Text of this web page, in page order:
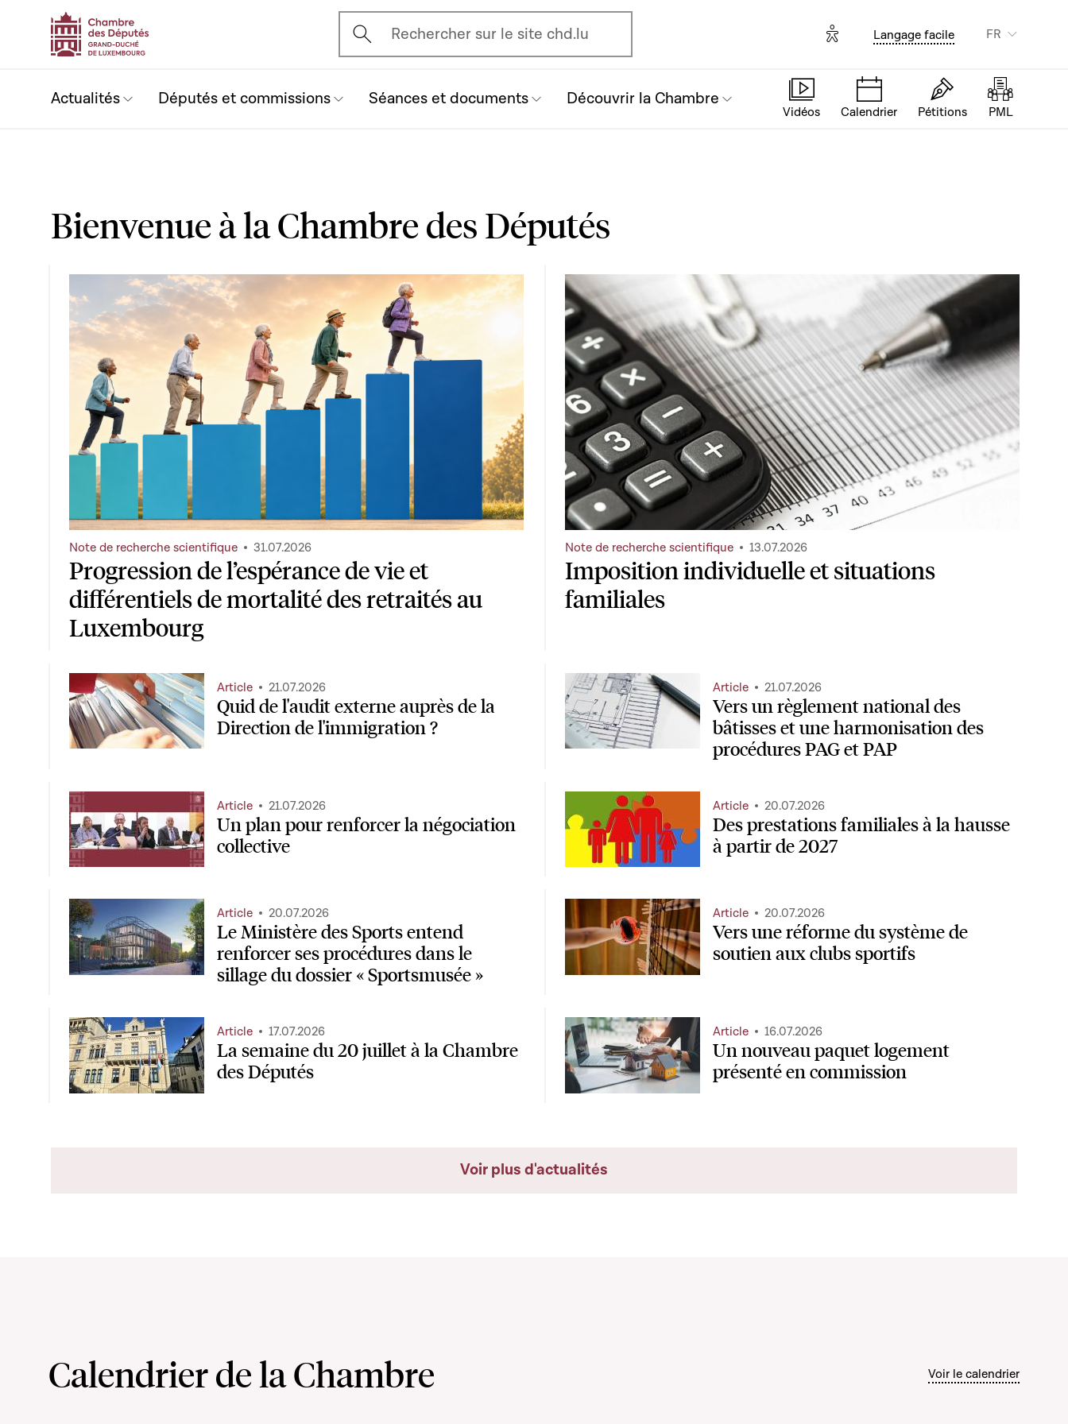
Ouvrir l'écran de recherche
Rechercher sur le site chd.lu Options d'accessibilité
Langage facile FR
Actualités Députés et commissions Séances et documents Découvrir la Chambre
Vidéos Calendrier Pétitions PML
Bienvenue à la Chambre des Députés
Progression de l’espérance de vie et
différentiels de mortalité des retraités au
Luxembourg
Note de recherche scientifique 31.07.2026
Imposition individuelle et situations
familiales
Note de recherche scientifique 13.07.2026
Quid de l'audit externe auprès de la
Direction de l'immigration ?
Article 21.07.2026
Vers un règlement national des
bâtisses et une harmonisation des
procédures PAG et PAP
Article 21.07.2026
Un plan pour renforcer la négociation
collective
Article 21.07.2026
Des prestations familiales à la hausse
à partir de 2027
Article 20.07.2026
Le Ministère des Sports entend
renforcer ses procédures dans le
sillage du dossier « Sportsmusée »
Article 20.07.2026
Vers une réforme du système de
soutien aux clubs sportifs
Article 20.07.2026
La semaine du 20 juillet à la Chambre
des Députés
Article 17.07.2026
Un nouveau paquet logement
présenté en commission
Article 16.07.2026
Voir plus d'actualités
Calendrier de la Chambre Voir le calendrier